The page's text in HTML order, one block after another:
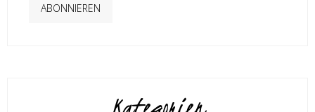
ABONNIEREN